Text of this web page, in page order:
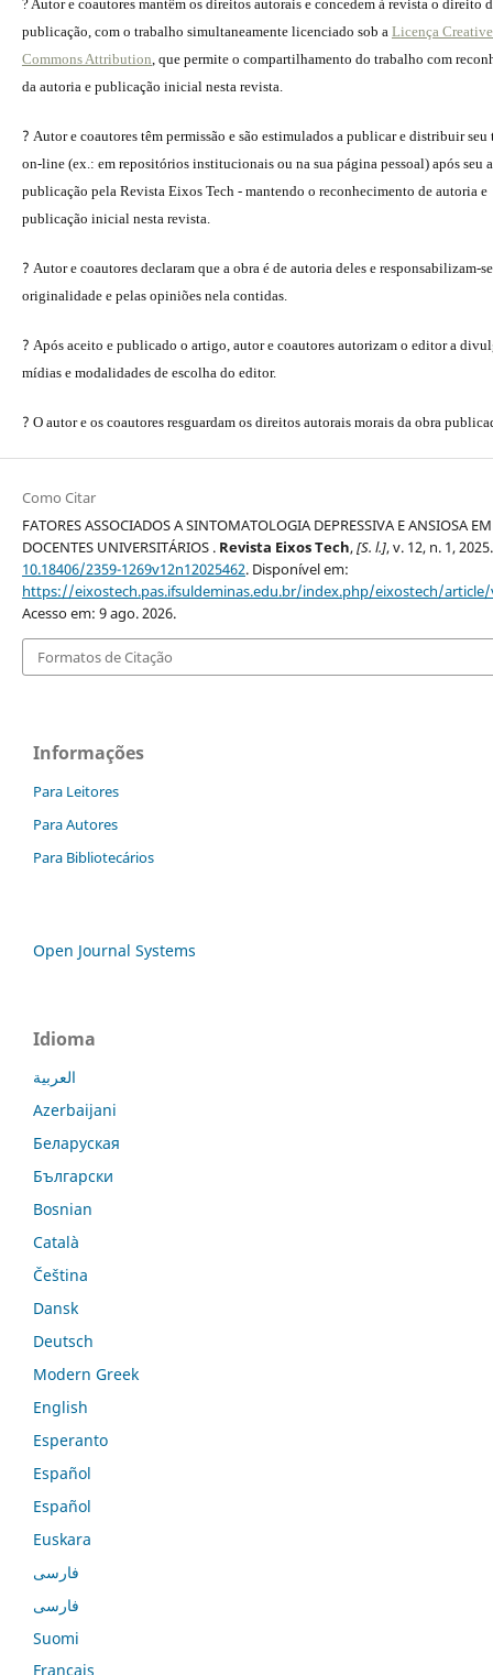
? Autor e coautores mantêm os direitos autorais e concedem à revista o direito
publicação, com o trabalho simultaneamente licenciado sob a Licença Creative
Commons Attribution , que permite o compartilhamento do trabalho com
da autoria e publicação inicial nesta revista.
? Autor e coautores têm permissão e são estimulados a publicar e distribuir seu
on-line (ex.: em repositórios institucionais ou na sua página pessoal) após seu
publicação pela Revista Eixos Tech - mantendo o reconhecimento de autoria e
publicação inicial nesta revista.
? Autor e coautores declaram que a obra é de autoria deles e responsabilizam-
originalidade e pelas opiniões nela contidas.
? Após aceito e publicado o artigo, autor e coautores autorizam o editor a
mídias e modalidades de escolha do editor.
? O autor e os coautores resguardam os direitos autorais morais da obra
Como Citar
FATORES ASSOCIADOS A SINTOMATOLOGIA DEPRESSIVA E ANSIOSA EM
DOCENTES UNIVERSITÁRIOS . Revista Eixos Tech,[S. l.], v. 12, n. 1,
10.18406/2359-1269v12n12025462. Disponível em:
https://eixostech.pas.ifsuldeminas.edu.br/index.php/eixostech/
Acesso em: 9 ago. 2026.
Formatos de Citação
Informações
Para Leitores
Para Autores
Para Bibliotecários
Open Journal Systems
Idioma
العربية
Azerbaijani
Беларуская
Български
Bosnian
Català
Čeština
Dansk
Deutsch
Modern Greek
English
Esperanto
Español
Español
Euskara
فارسی
فارسی
Suomi
Français